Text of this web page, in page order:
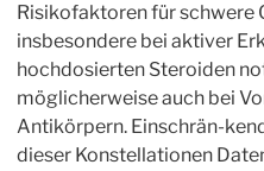
Risikofaktoren für schwere
insbesondere bei aktiver
hochdosierten Steroiden
möglicherweise auch bei
Antikörpern. Einschrän-
dieser Konstellationen